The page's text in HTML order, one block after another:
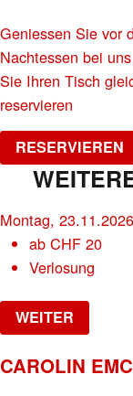
Geniessen Sie vor
Nachtessen bei
Sie Ihren Tisch
reservieren
RESERVIEREN
Montag, 23.11.2026
abCHF 20
Verlosung
WEITER
CAROLIN